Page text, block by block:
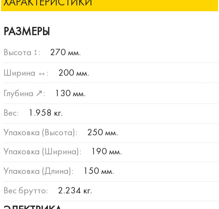
ХАРАКТЕРИСТИКИ
РАЗМЕРЫ
Высота ↕: 270 мм.
Ширина ↔: 200 мм.
Глубина ↗: 130 мм.
Вес: 1.958 кг.
Упаковка (Высота): 250 мм.
Упаковка (Ширина): 190 мм.
Упаковка (Длина): 150 мм.
Вес брутто: 2.234 кг.